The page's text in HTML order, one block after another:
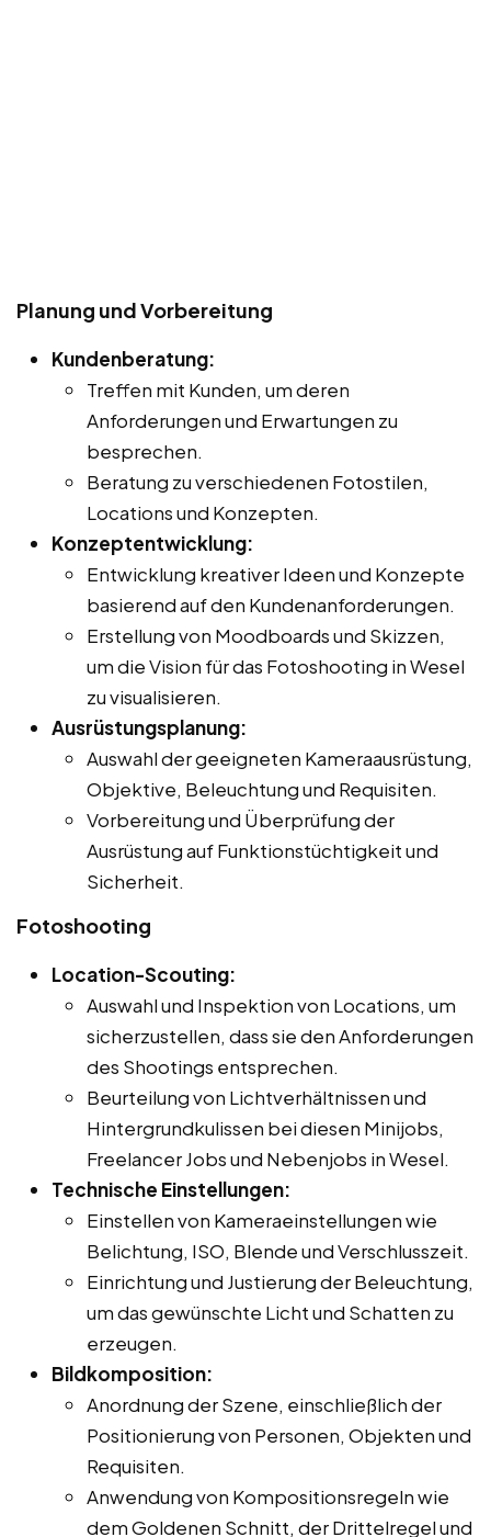
Planung und Vorbereitung
Kundenberatung:
Treffen mit Kunden, um deren
Anforderungen und Erwartungen zu
besprechen.
Beratung zu verschiedenen Fotostilen,
Locations und Konzepten.
Konzeptentwicklung:
Entwicklung kreativer Ideen und Konzepte
basierend auf den Kundenanforderungen.
Erstellung von Moodboards und Skizzen,
um die Vision für das Fotoshooting in Wesel
zu visualisieren.
Ausrüstungsplanung:
Auswahl der geeigneten Kameraausrüstung,
Objektive, Beleuchtung und Requisiten.
Vorbereitung und Überprüfung der
Ausrüstung auf Funktionstüchtigkeit und
Sicherheit.
Fotoshooting
Location-Scouting:
Auswahl und Inspektion von Locations, um
sicherzustellen, dass sie den Anforderungen
des Shootings entsprechen.
Beurteilung von Lichtverhältnissen und
Hintergrundkulissen bei diesen Minijobs,
Freelancer Jobs und Nebenjobs in Wesel.
Technische Einstellungen:
Einstellen von Kameraeinstellungen wie
Belichtung, ISO, Blende und Verschlusszeit.
Einrichtung und Justierung der Beleuchtung,
um das gewünschte Licht und Schatten zu
erzeugen.
Bildkomposition:
Anordnung der Szene, einschließlich der
Positionierung von Personen, Objekten und
Requisiten.
Anwendung von Kompositionsregeln wie
dem Goldenen Schnitt, der Drittelregel und